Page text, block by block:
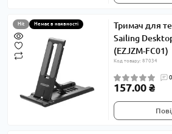
Hit Немає в наявності
Тримач для
Sailing
(EZJZM-FC01)
Код товару: 87034
0
157.00 ₴